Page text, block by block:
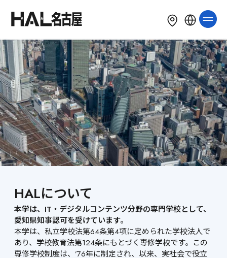
LANGUAGE
English 简体中文 繁體中文
한국어 Tiếng Việt Bahasa Indonesia
HALについて
本学は、IT・デジタルコンテンツ分野の専門学校として、
愛知県知事認可を受けています。
本学は、私立学校法第64条第4項に定められた学校法人で
あり、学校教育法第124条にもとづく専修学校です。この
専修学校制度は、’76年に制定され、以来、実社会で役立